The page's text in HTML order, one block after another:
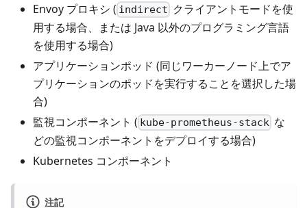
Envoy プロキシ ( indirect クライアントモードを使
用する場合、または Java 以外のプログラミング言語
を使用する場合)
アプリケーションポッド (同じワーカーノード上でア
プリケーションのポッドを実行することを選択した場
合)
監視コンポーネント ( kube-prometheus-stack な
どの監視コンポーネントをデプロイする場合)
Kubernetes コンポーネント
注記